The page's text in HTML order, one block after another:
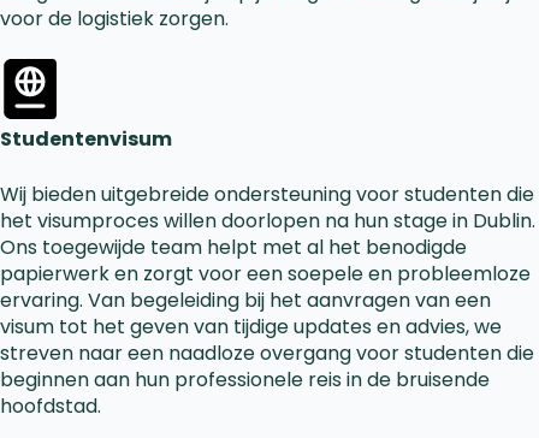
voor de logistiek zorgen.
Studentenvisum
Wij bieden uitgebreide ondersteuning voor studenten die
het visumproces willen doorlopen na hun stage in Dublin.
Ons toegewijde team helpt met al het benodigde
papierwerk en zorgt voor een soepele en probleemloze
ervaring. Van begeleiding bij het aanvragen van een
visum tot het geven van tijdige updates en advies, we
streven naar een naadloze overgang voor studenten die
beginnen aan hun professionele reis in de bruisende
hoofdstad.